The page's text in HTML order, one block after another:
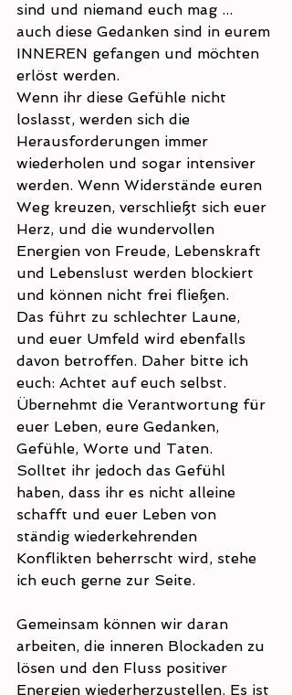
sind und niemand euch mag ...
auch diese Gedanken sind in eurem
INNEREN gefangen und möchten
erlöst werden.
Wenn ihr diese Gefühle nicht
loslasst, werden sich die
Herausforderungen immer
wiederholen und sogar intensiver
werden. Wenn Widerstände euren
Weg kreuzen, verschließt sich euer
Herz, und die wundervollen
Energien von Freude, Lebenskraft
und Lebenslust werden blockiert
und können nicht frei fließen.
Das führt zu schlechter Laune,
und euer Umfeld wird ebenfalls
davon betroffen. Daher bitte ich
euch: Achtet auf euch selbst.
Übernehmt die Verantwortung für
euer Leben, eure Gedanken,
Gefühle, Worte und Taten.
Solltet ihr jedoch das Gefühl
haben, dass ihr es nicht alleine
schafft und euer Leben von
ständig wiederkehrenden
Konflikten beherrscht wird, stehe
ich euch gerne zur Seite.
Gemeinsam können wir daran
arbeiten, die inneren Blockaden zu
lösen und den Fluss positiver
Energien wiederherzustellen. Es ist